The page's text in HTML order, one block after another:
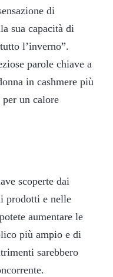
di
sua capacità di
l’inverno”.
parole chiave a
in cashmere più
un calore
scoperte dai
prodotti e nelle
aumentare le
più ampio e di
sarebbero